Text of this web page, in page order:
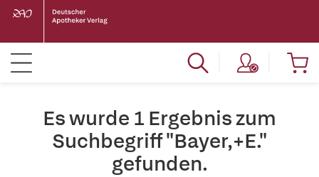
Es wurde 1 Ergebnis zum
Suchbegriff "Bayer,+E."
gefunden.